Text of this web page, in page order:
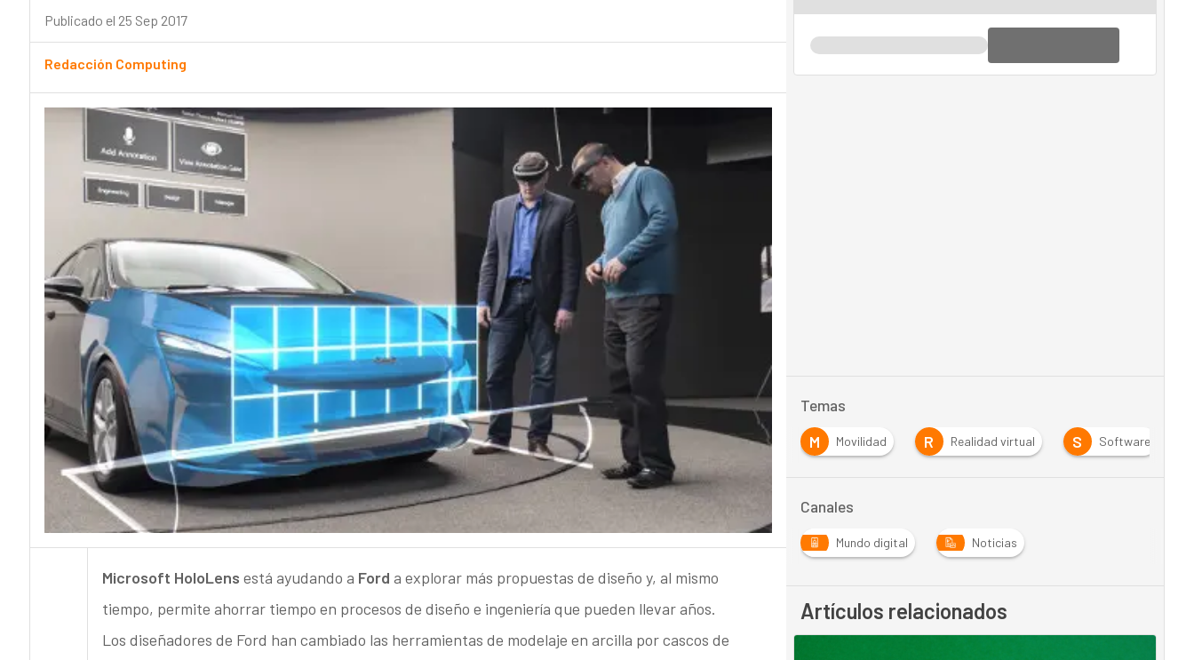
Publicado el 25 Sep 2017
Redacción Computing
Microsoft HoloLens está ayudando a Ford a explorar más propuestas de diseño y, al mismo
tiempo, permite ahorrar tiempo en procesos de diseño e ingeniería que pueden llevar años.
Los diseñadores de Ford han cambiado las herramientas de modelaje en arcilla por cascos de
Temas
Innovación M Movilidad R Realidad virtual S Software
Canales
Mundo digital Noticias
Artículos relacionados